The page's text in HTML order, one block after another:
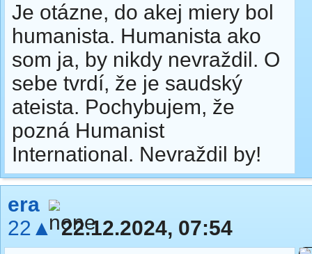
Je otázne, do akej miery bol
humanista. Humanista ako
som ja, by nikdy nevraždil. O
sebe tvrdí, že je saudský
ateista. Pochybujem, že
pozná Humanist
International. Nevraždil by!
era
22▲ 22.12.2024, 07:54